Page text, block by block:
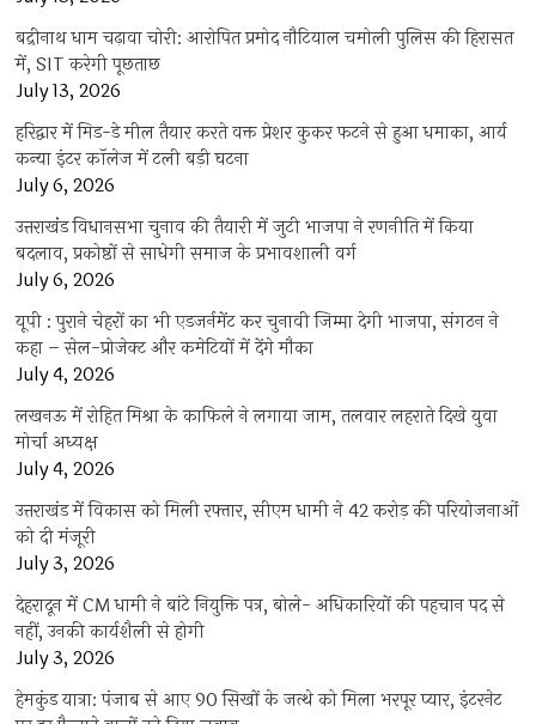
बद्रीनाथ धाम चढ़ावा चोरी: आरोपित प्रमोद नौटियाल चमोली पुलिस की हिरासत
में, SIT करेगी पूछताछ
July 13, 2026
हरिद्वार में मिड-डे मील तैयार करते वक्त प्रेशर कुकर फटने से हुआ धमाका, आर्य
कन्या इंटर कॉलेज में टली बड़ी घटना
July 6, 2026
उत्तराखंंड विधानसभा चुनाव की तैयारी में जुटी भाजपा ने रणनीति में किया
बदलाव, प्रकोष्ठों से साधेगी समाज के प्रभावशाली वर्ग
July 6, 2026
यूपी : पुराने चेहरों का भी एडजर्नमेंट कर चुनावी जिम्मा देगी भाजपा, संगठन ने
कहा – सेल-प्रोजेक्ट और कमेटियों में देंगे मौका
July 4, 2026
लखनऊ में रोहित मिश्रा के काफिले ने लगाया जाम, तलवार लहराते दिखे युवा
मोर्चा अध्यक्ष
July 4, 2026
उत्तराखंड में विकास को मिली रफ्तार, सीएम धामी ने 42 करोड़ की परियोजनाओं
को दी मंजूरी
July 3, 2026
देहरादून में CM धामी ने बांटे नियुक्ति पत्र, बोले- अधिकारियों की पहचान पद से
नहीं, उनकी कार्यशैली से होगी
July 3, 2026
हेमकुंड यात्रा: पंजाब से आए 90 सिखों के जत्थे को मिला भरपूर प्यार, इंटरनेट